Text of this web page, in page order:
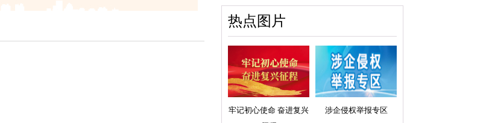
热点图片
牢记初心使命 奋进复兴
涉企侵权举报专区